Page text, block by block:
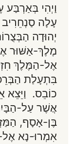
וַיְהִי
עָלָה
יְהוּדָה
מֶלֶךְ-אַשּׁוּר
אֶל-הַמֶּלֶךְ
בִּתְעָלַת
כוֹבֵס. וַיֵּצֵא
אֲשֶׁר עַל-
בֶּן-אָסָף,
אִמְרוּ-נָא